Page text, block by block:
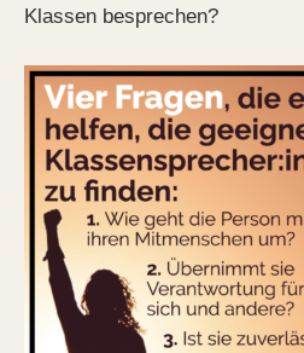
Klassen besprechen?